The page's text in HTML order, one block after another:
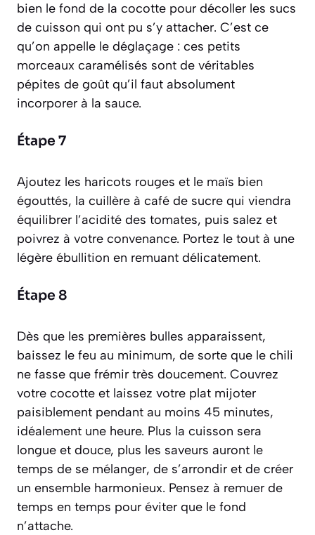
bien le fond de la cocotte pour décoller les sucs
de cuisson qui ont pu s’y attacher. C’est ce
qu’on appelle le déglaçage : ces petits
morceaux caramélisés sont de véritables
pépites de goût qu’il faut absolument
incorporer à la sauce.
Étape 7
Ajoutez les haricots rouges et le maïs bien
égouttés, la cuillère à café de sucre qui viendra
équilibrer l’acidité des tomates, puis salez et
poivrez à votre convenance. Portez le tout à une
légère ébullition en remuant délicatement.
Étape 8
Dès que les premières bulles apparaissent,
baissez le feu au minimum, de sorte que le chili
ne fasse que frémir très doucement. Couvrez
votre cocotte et laissez votre plat mijoter
paisiblement pendant au moins 45 minutes,
idéalement une heure. Plus la cuisson sera
longue et douce, plus les saveurs auront le
temps de se mélanger, de s’arrondir et de créer
un ensemble harmonieux. Pensez à remuer de
temps en temps pour éviter que le fond
n’attache.